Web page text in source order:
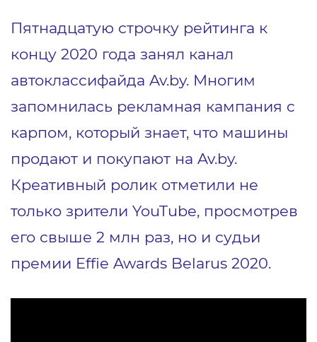
Пятнадцатую строчку рейтинга к
концу 2020 года занял канал
автоклассифайда Av.by. Многим
запомнилась рекламная кампания c
карпом, который знает, что машины
продают и покупают на Av.by.
Креативный ролик отметили не
только зрители YouTube, просмотрев
его свыше 2 млн раз, но и судьи
премии Effie Awards Belarus 2020.